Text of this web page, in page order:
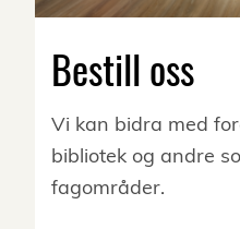
Bestill oss
Vi kan bidra med
bibliotek og andre
fagområder.